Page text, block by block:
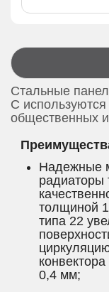
Стальные
C
общественных
Надежные
радиаторы
толщиной
типа 22
0,4 мм;